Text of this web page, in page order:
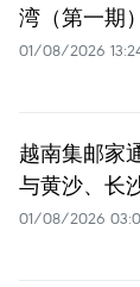
湾（第一期）
01/08/2026
越南集邮家
与黄沙、长
01/08/2026